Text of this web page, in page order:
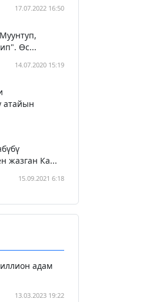
17.07.2022 16:50
Өс...
14.07.2020 15:19
атайын
жазган Ка...
15.09.2021 6:18
адам
13.03.2023 19:22